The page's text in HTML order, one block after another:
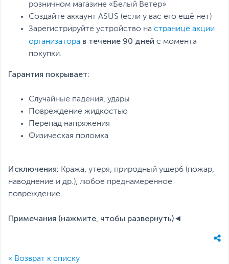
розничном магазине «Белый Ветер»
Создайте аккаунт ASUS (если у вас его ещё нет)
Зарегистрируйте устройство на странице акции
организатора в течение 90 дней с момента
покупки.
Гарантия покрывает:
Случайные падения, удары
Повреждение жидкостью
Перепад напряжения
Физическая поломка
Исключения: Кража, утеря, природный ущерб (пожар,
наводнение и др.), любое преднамеренное
повреждение.
Примечания (нажмите, чтобы развернуть)
« Возврат к списку